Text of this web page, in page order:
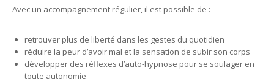
Avec un accompagnement régulier, il est possible de :
retrouver plus de liberté dans les gestes du quotidien
réduire la peur d’avoir mal et la sensation de subir son corps
développer des réflexes d’auto-hypnose pour se soulager en
toute autonomie